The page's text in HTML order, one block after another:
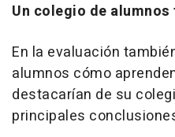
Un colegio de
En la evaluación
alumnos cómo
destacarían de su
principales